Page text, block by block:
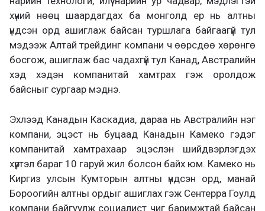
хүний нөөц шаардагдах ба монголд ер нь алтны
үндсэн орд ашиглаж байсан туршлага байгаагүй тул
мэдээж Алтай трейдинг компани ч өөрсдөө хөрөнгө
босгож, ашиглаж бас чадахгүй тул Канад, Австралийн
хэд хэдэн компанитай хамтрах гэж оролдож
байсныг сургаар мэднэ.
Эхлээд Канадын Каскадиа, дараа нь Австралийн нэг
компани, эцэст нь буцаад Канадын Камеко гэдэг
компанитай хамтрахаар эцэслэн шийдвэрлэгдэх
хүртэл бараг 10 гаруй жил болсон байх юм. Камеко нь
Киргиз улсын Кумторын алтны үндсэн орд, манай
Бороогийн алтны ордыг ашиглах гэж Сентерра Гоулд
компани байгуулж социалист чиг баримжтай байсан